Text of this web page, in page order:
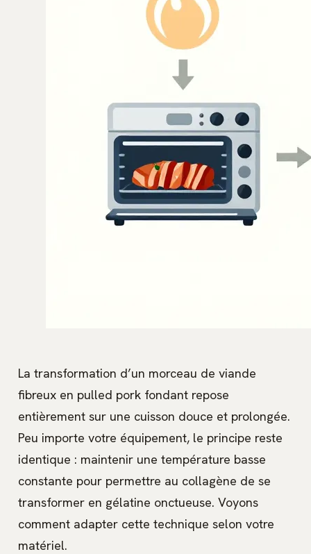
La transformation d’un morceau de viande
fibreux en pulled pork fondant repose
entièrement sur une cuisson douce et prolongée.
Peu importe votre équipement, le principe reste
identique : maintenir une température basse
constante pour permettre au collagène de se
transformer en gélatine onctueuse. Voyons
comment adapter cette technique selon votre
matériel.